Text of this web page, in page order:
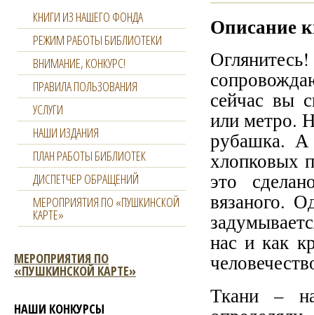
Описание
сейчас вы
или метро.
рубашка.
хлопковых
это
вязаного.
нас и как
Ткани –
КНИГИ ИЗ НАШЕГО ФОНДА
РЕЖИМ РАБОТЫ БИБЛИОТЕКИ
ВНИМАНИЕ, КОНКУРС!
ПРАВИЛА ПОЛЬЗОВАНИЯ
УСЛУГИ
НАШИ ИЗДАНИЯ
ПЛАН РАБОТЫ БИБЛИОТЕК
ДИСПЕТЧЕР ОБРАЩЕНИЙ
МЕРОПРИЯТИЯ ПО «ПУШКИНСКОЙ
КАРТЕ»
МЕРОПРИЯТИЯ ПО
«ПУШКИНСКОЙ КАРТЕ»
НАШИ КОНКУРСЫ